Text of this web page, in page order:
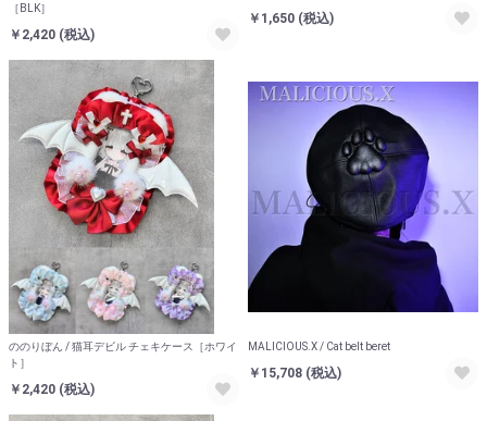
［BLK］
￥2,420 (税込)
￥1,650 (税込)
ののりぼん / 猫耳デビル チェキケース［ホワイ
ト］
￥2,420 (税込)
MALICIOUS.X / Cat belt beret
￥15,708 (税込)